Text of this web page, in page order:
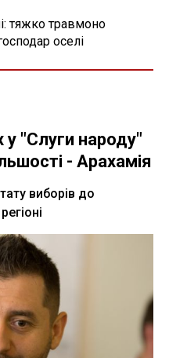
тяжко травмоно
оселі
у "Слуги народу"
- Арахамія
виборів до